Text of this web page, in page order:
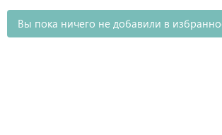
Вы пока ничего не добавили в